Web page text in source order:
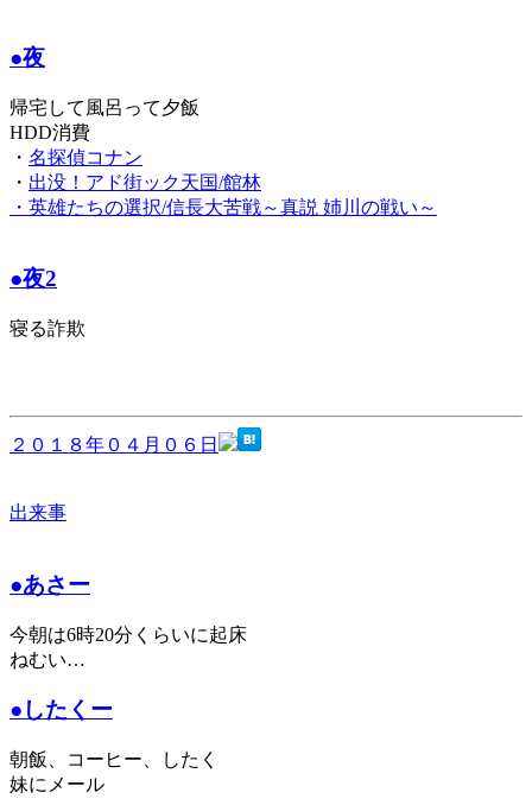
●夜
帰宅して風呂って夕飯
HDD消費
・ 名探偵コナン
・ 出没！アド街ック天国/館林
・ 英雄たちの選択/信長大苦戦～真説 姉川の戦い～
●夜2
寝る詐欺
２０１８年０４月０６日
出来事
●あさー
今朝は6時20分くらいに起床
ねむい…
●したくー
朝飯、コーヒー、したく
妹にメール